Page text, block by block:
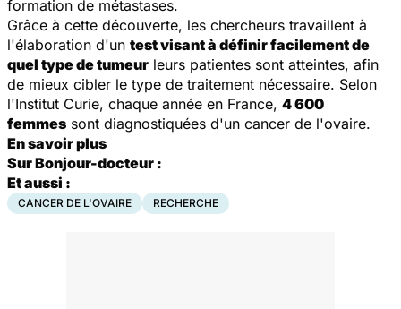
formation de métastases.
Grâce à cette découverte, les chercheurs travaillent à
l'élaboration d'un test visant à définir facilement de
quel type de tumeur leurs patientes sont atteintes, afin
de mieux cibler le type de traitement nécessaire. Selon
l'Institut Curie, chaque année en France, 4 600
femmes sont diagnostiquées d'un cancer de l'ovaire.
En savoir plus
Sur Bonjour-docteur :
Et aussi :
CANCER DE L'OVAIRE RECHERCHE